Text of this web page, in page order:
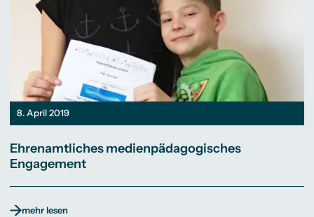
8. April 2019
Ehrenamtliches medienpädagogisches
Engagement
mehr lesen